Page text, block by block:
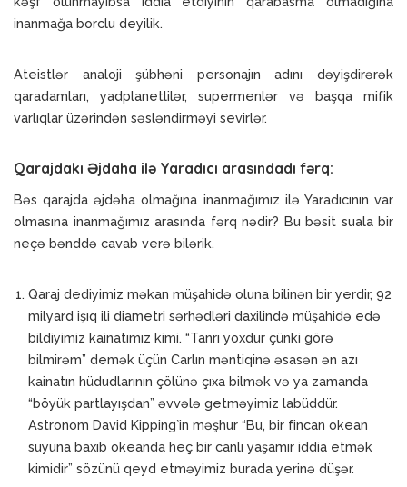
inanmağa borclu deyilik.
Ateistlər analoji şübhəni personajın adını dəyişdirərək
qaradamları, yadplanetlilər, supermenlər və başqa mifik
varlıqlar üzərindən səsləndirməyi sevirlər.
Qarajdakı Əjdaha ilə Yaradıcı arasındadı fərq:
Bəs qarajda əjdəha olmağına inanmağımız ilə Yaradıcının var
olmasına inanmağımız arasında fərq nədir? Bu bəsit suala bir
neçə bənddə cavab verə bilərik.
Qaraj dediyimiz məkan müşahidə oluna bilinən bir yerdir, 92
milyard işıq ili diametri sərhədləri daxilində müşahidə edə
bildiyimiz kainatımız kimi. “Tanrı yoxdur çünki görə
bilmirəm” demək üçün Carlın məntiqinə əsasən ən azı
kainatın hüdudlarının çölünə çıxa bilmək və ya zamanda
“böyük partlayışdan” əvvələ getməyimiz labüddür.
Astronom David Kipping`in məşhur “Bu, bir fincan okean
suyuna baxıb okeanda heç bir canlı yaşamır iddia etmək
kimidir” sözünü qeyd etməyimiz burada yerinə düşər.